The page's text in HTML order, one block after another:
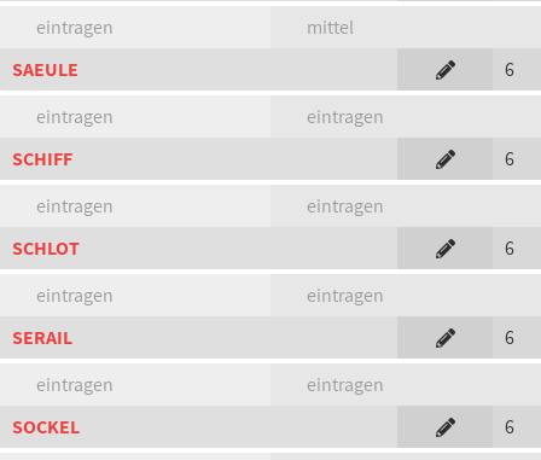
eintragen
mittel
SAEULE
6
eintragen
eintragen
SCHIFF
6
eintragen
eintragen
SCHLOT
6
eintragen
eintragen
SERAIL
6
eintragen
eintragen
SOCKEL
6